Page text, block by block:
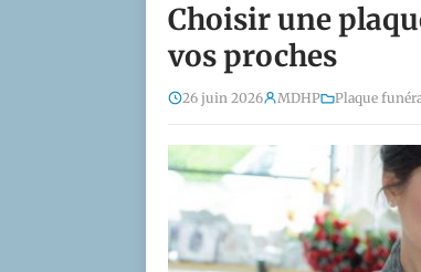
Choisir une
vos proches
26 juin 2026 MDHP Plaque